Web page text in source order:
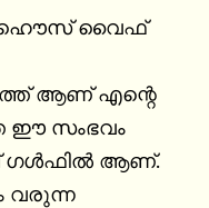
ഹൌസ് വൈഫ്
ആണ് എന്റെ
ഈ സംഭവം
ഗൾഫിൽ ആണ്.
വരുന്ന